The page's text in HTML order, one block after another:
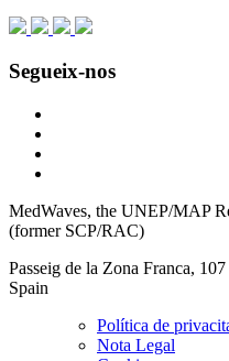
Segueix-nos
MedWaves, the UNEP/MAP
(former SCP/RAC)
Passeig de la Zona Franca,
Spain
Política de
Nota Legal